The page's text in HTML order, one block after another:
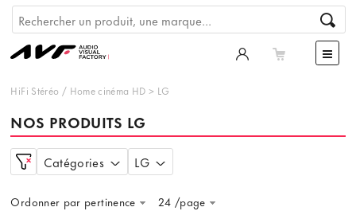
HiFi Stéréo / Home cinéma HD > LG
NOS PRODUITS LG
Catégories LG
Ordonner par pertinence 24 /page